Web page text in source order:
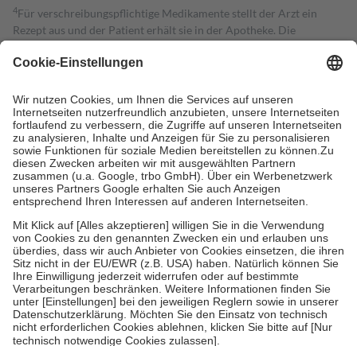
4Für verschreibungspflichtige Medikamente stellt der Arzt ein
Rezept aus und der Patient erhält sie in der Apotheke. Die
Kosten dafür, der Versicherte trägt einen Teil davon als Zuzahlung
Grundsätzlich leisten Mitglieder Zuzahlungen in Höhe von zehn
Prozent des Abgabepreises,mindestensjedochfünf Euround
höchstens zehn Euro.Es sind jedoch nie mehr als die tatsächlichen
Kosten der Leistung zu entrichten.
Diese Regeln gelten grundsätzlich auch für Online-Apotheken.
Bei Heilmitteln und häuslicher Krankenpflege beträgt die
Zuzahlung zehn Prozent der Kosten sowie zehn Euro je
Um das Engagement der Versicherten für ihre eigene Gesundheit zu
stärken und die besondere Stellung der Familie zu unterstützen,
fallenkeine Zuzahlungen an bei:
• Kindern und Jugendlichen bis zum vollendeten 18. Lebensjahr
mit Ausnahme der Fahrkosten
• Untersuchungen zur Vorsorge und Früherkennung, die von der
GKV getragen werden